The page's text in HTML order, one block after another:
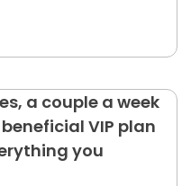
a couple a week
VIP plan
you